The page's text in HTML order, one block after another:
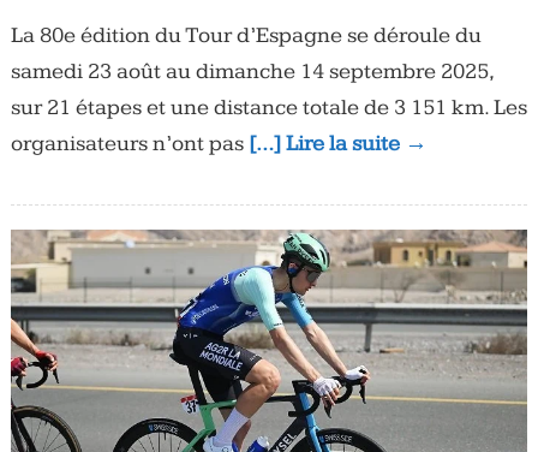
La 80e édition du Tour d’Espagne se déroule du
samedi 23 août au dimanche 14 septembre 2025,
sur 21 étapes et une distance totale de 3 151 km. Les
organisateurs n’ont pas […] Lire la suite →